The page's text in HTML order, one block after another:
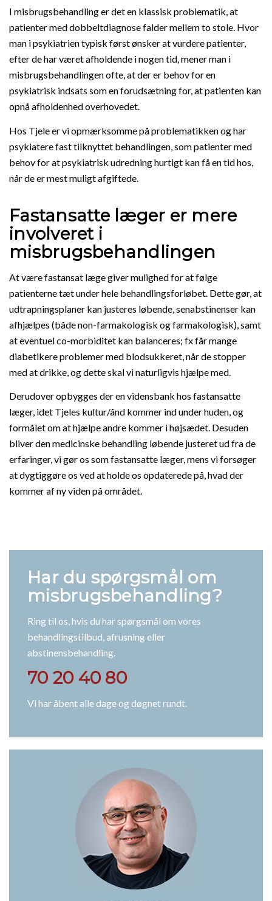
I misbrugsbehandling er det en klassisk problematik, at
patienter med dobbeltdiagnose falder mellem to stole. Hvor
man i psykiatrien typisk først ønsker at vurdere patienter,
efter de har været afholdende i nogen tid, mener man i
misbrugsbehandlingen ofte, at der er behov for en
psykiatrisk indsats som en forudsætning for, at patienten kan
opnå afholdenhed overhovedet.
Hos Tjele er vi opmærksomme på problematikken og har
psykiatere fast tilknyttet behandlingen, som patienter med
behov for at psykiatrisk udredning hurtigt kan få en tid hos,
når de er mest muligt afgiftede.
Fastansatte læger er mere
involveret i
misbrugsbehandlingen
At være fastansat læge giver mulighed for at følge
patienterne tæt under hele behandlingsforløbet. Dette gør, at
udtrapningsplaner kan justeres løbende, senabstinenser kan
afhjælpes (både non-farmakologisk og farmakologisk), samt
at eventuel co-morbiditet kan balanceres; fx får mange
diabetikere problemer med blodsukkeret, når de stopper
med at drikke, og dette skal vi naturligvis hjælpe med.
Derudover opbygges der en vidensbank hos fastansatte
læger, idet Tjeles kultur/ånd kommer ind under huden, og
formålet om at hjælpe andre kommer i højsædet. Desuden
bliver den medicinske behandling løbende justeret ud fra de
erfaringer, vi gør os som fastansatte læger, mens vi forsøger
at dygtiggøre os ved at holde os opdaterede på, hvad der
kommer af ny viden på området.
Har du spørgsmål om
misbrugsbehandling?
Ring til os, hvis du har spørgsmål om vores
behandlingstilbud, afrusning eller
abstinensbehandling.
70 20 40 80
Vi har åbent alle dage og døgnet rundt.